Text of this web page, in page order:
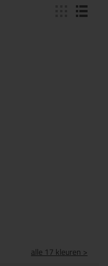
alle 17 kleuren >